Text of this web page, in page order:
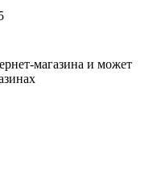
магазина и может